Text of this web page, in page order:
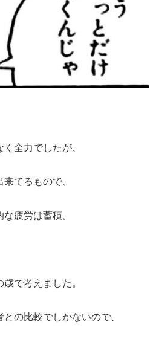
全力でしたが、
てるもので、
疲労は蓄積。
で考えました。
の比較でしかないので、